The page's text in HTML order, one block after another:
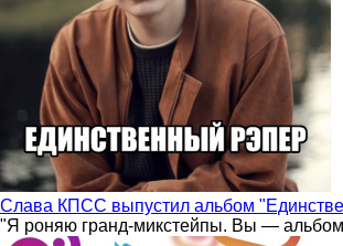
Слава КПСС выпустил альбом
"Я роняю гранд-микстейпы. Вы —